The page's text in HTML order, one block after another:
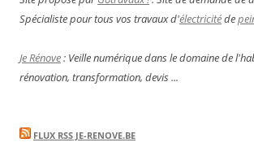
Spécialiste pour tous vos travaux d'électricitéde
Je Rénove: Veille numérique dans le domaine de
rénovation, transformation, devis ...
FLUX RSS JE-RENOVE.BE